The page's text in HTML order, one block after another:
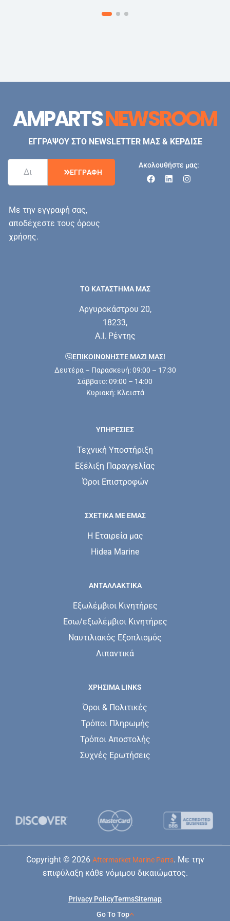
AMPARTSNEWSROOM
ΕΓΓΡΑΨΟΥ ΣΤΟ NEWSLETTER ΜΑΣ & ΚΕΡΔΙΣΕ
ΕΓΓΡΑΦΗ
Με την εγγραφή σας,
αποδέχεστε τους όρους
χρήσης.
Ακολουθήστε μας:
ΤΟ ΚΑΤΑΣΤΗΜΑ ΜΑΣ
Αργυροκάστρου 20,
18233,
Α.Ι. Ρέντης
ΕΠΙΚΟΙΝΩΝΗΣΤΕ ΜΑΖΊ ΜΑΣ!
Δευτέρα – Παρασκευή: 09:00 – 17:30
Σάββατο: 09:00 – 14:00
Κυριακή: Κλειστά
ΥΠΗΡΕΣΊΕΣ
Τεχνική Υποστήριξη
Εξέλιξη Παραγγελίας
Όροι Επιστροφών
ΣΧΕΤΙΚΆ ΜΕ ΕΜΆΣ
Η Εταιρεία μας
Hidea Marine
ΑΝΤΑΛΛΑΚΤΙΚΑ
Εξωλέμβιοι Κινητήρες
Εσω/εξωλέμβιοι Κινητήρες
Ναυτιλιακός Εξοπλισμός
Λιπαντικά
ΧΡΗΣΙΜΑ LINKS
Όροι & Πολιτικές
Τρόποι Πληρωμής
Τρόποι Αποστολής
Συχνές Ερωτήσεις
Copyright © 2026 Aftermarket Marine Parts. Με την
επιφύλαξη κάθε νόμιμου δικαιώματος.
Go To Top
Privacy PolicyTermsSitemap